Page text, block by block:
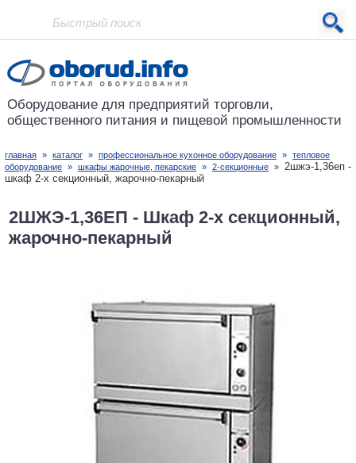
Проект основан в 2001 году
Оборудование для предприятий торговли,
общественного питания и пищевой промышленности
главная » каталог » профессиональное кухонное оборудование » тепловое
оборудование » шкафы жарочные, пекарские » 2-секционные » 2шжэ-1,36еп -
шкаф 2-х секционный, жарочно-пекарный
2ШЖЭ-1,36ЕП - Шкаф 2-х секционный,
жарочно-пекарный